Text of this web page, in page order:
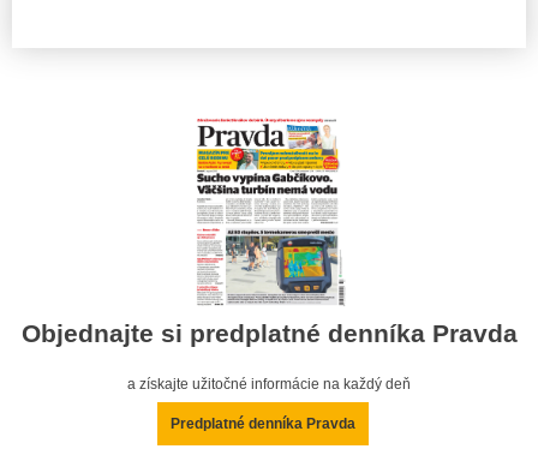
Objednajte si predplatné denníka Pravda
a získajte užitočné informácie na každý deň
Predplatné denníka Pravda